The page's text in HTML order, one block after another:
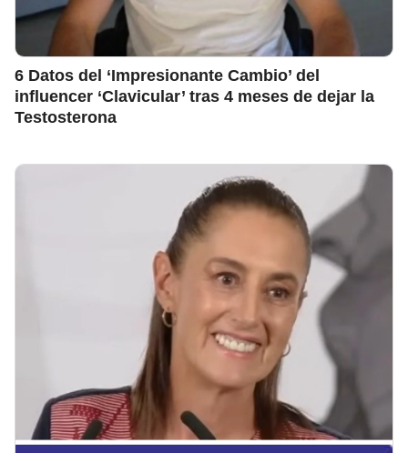
6 Datos del ‘Impresionante Cambio’ del
influencer ‘Clavicular’ tras 4 meses de dejar la
Testosterona